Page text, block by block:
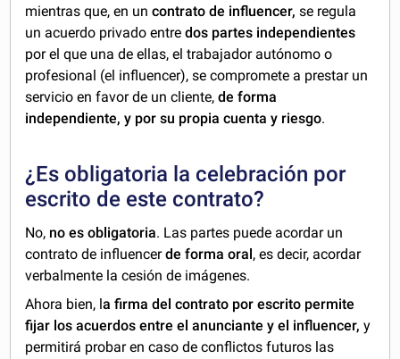
mientras que, en uncontrato de influencer, se regula
un acuerdo privado entredos partes independientes
por el que una de ellas, el trabajador autónomo o
profesional (el influencer), se compromete a prestar un
servicio en favor de un cliente,de forma
independiente, y por su propia cuenta y riesgo.
¿Es obligatoria la celebración por
escrito de este contrato?
No, no es obligatoria. Las partes puede acordar un
contrato de influencerde forma oral , es decir, acordar
verbalmente la cesión de imágenes.
Ahora bien, la firma del contrato por escrito permite
fijar los acuerdos entre el anunciante y el influencer,y
permitirá probar en caso de conflictos futuros las